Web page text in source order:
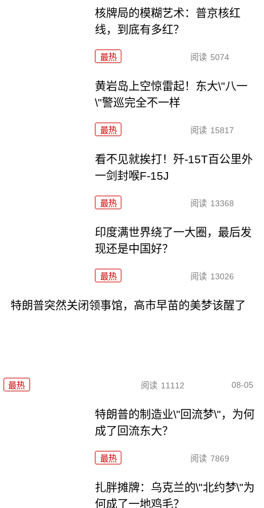
核牌局的模糊艺术：普京核红
线，到底有多红？
最热 阅读 5074
黄岩岛上空惊雷起！东大\"八一
\"警巡完全不一样
最热 阅读 15817
看不见就挨打！歼-15T百公里外
一剑封喉F-15J
最热 阅读 13368
印度满世界绕了一大圈，最后发
现还是中国好？
最热 阅读 13026
特朗普突然关闭领事馆，高市早苗的美梦该醒了
最热 阅读 11112 08-05
特朗普的制造业\"回流梦\"，为何
成了回流东大？
最热 阅读 7869
扎胖摊牌：乌克兰的\"北约梦\"为
何成了一地鸡毛？